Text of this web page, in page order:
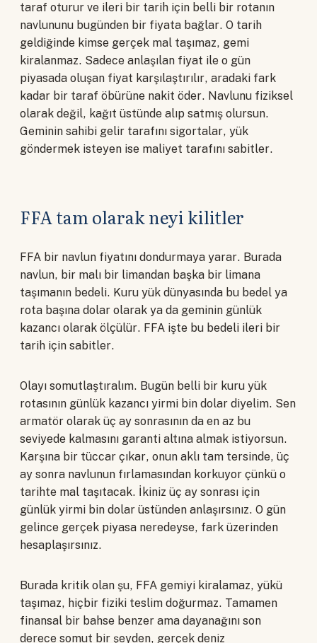
taraf oturur ve ileri bir tarih için belli bir rotanın
navlununu bugünden bir fiyata bağlar. O tarih
geldiğinde kimse gerçek mal taşımaz, gemi
kiralanmaz. Sadece anlaşılan fiyat ile o gün
piyasada oluşan fiyat karşılaştırılır, aradaki fark
kadar bir taraf öbürüne nakit öder. Navlunu fiziksel
olarak değil, kağıt üstünde alıp satmış olursun.
Geminin sahibi gelir tarafını sigortalar, yük
göndermek isteyen ise maliyet tarafını sabitler.
FFA tam olarak neyi kilitler
FFA bir navlun fiyatını dondurmaya yarar. Burada
navlun, bir malı bir limandan başka bir limana
taşımanın bedeli. Kuru yük dünyasında bu bedel ya
rota başına dolar olarak ya da geminin günlük
kazancı olarak ölçülür. FFA işte bu bedeli ileri bir
tarih için sabitler.
Olayı somutlaştıralım. Bugün belli bir kuru yük
rotasının günlük kazancı yirmi bin dolar diyelim. Sen
armatör olarak üç ay sonrasının da en az bu
seviyede kalmasını garanti altına almak istiyorsun.
Karşına bir tüccar çıkar, onun aklı tam tersinde, üç
ay sonra navlunun fırlamasından korkuyor çünkü o
tarihte mal taşıtacak. İkiniz üç ay sonrası için
günlük yirmi bin dolar üstünden anlaşırsınız. O gün
gelince gerçek piyasa neredeyse, fark üzerinden
hesaplaşırsınız.
Burada kritik olan şu, FFA gemiyi kiralamaz, yükü
taşımaz, hiçbir fiziki teslim doğurmaz. Tamamen
finansal bir bahse benzer ama dayanağını son
derece somut bir şeyden, gerçek deniz